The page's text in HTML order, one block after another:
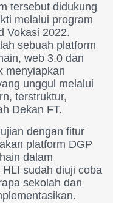
tersebut didukung
melalui program
Vokasi 2022.
sebuah platform
web 3.0 dan
menyiapkan
unggul melalui
terstruktur,
Dekan FT.
dengan fitur
platform DGP
dalam
sudah diuji coba
sekolah dan